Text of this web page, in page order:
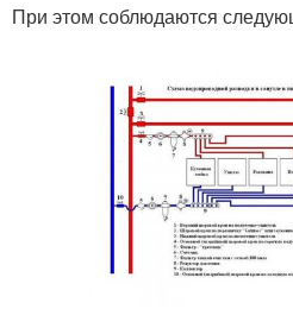
При этом соблюдаются